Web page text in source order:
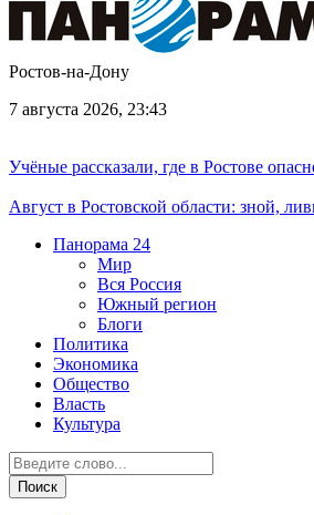
Ростов-на-Дону
7 августа 2026, 23:43
Учёные рассказали, где в Ростове
Август в Ростовской области: зной,
Панорама 24
Мир
Вся Россия
Южный регион
Блоги
Политика
Экономика
Общество
Власть
Культура